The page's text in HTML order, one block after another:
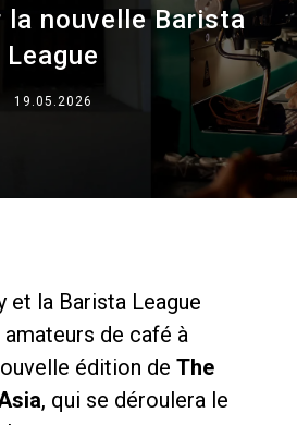
la nouvelle Barista
League
19.05.2026
et la Barista League
de café à
édition de The
, qui se déroulera le